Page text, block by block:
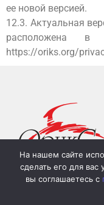
ее новой версией.
12.3. Актуальная
расположена
https://oriks.org/
На нашем сайте
сделать его для вас
вы соглашаетесь с